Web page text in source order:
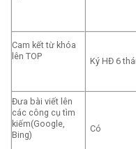
Cam kết từ khóa
lên TOP
Ký HĐ 6
Đưa bài viết lên
các công cụ tìm
kiếm(Google,
Bing)
Có